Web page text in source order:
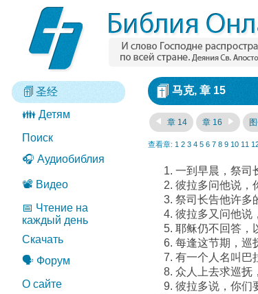
圣经
👪 Детям
Поиск
🎧 Аудиобиблия
📽️ Видео
📅 Чтение на
каждый день
Скачать
🗣️ Форум
О сайте
马克, 章 15
章 14 章 16
查看章: 1 2 3 4 5 6 7 8 9 10 11
一到早晨，祭司
彼拉多问他说，
祭司长告他许多
彼拉多又问他说
耶稣仍不回答，
每逢这节期，巡
有一个人名叫巴
众人上去求巡抚
彼拉多说，你们